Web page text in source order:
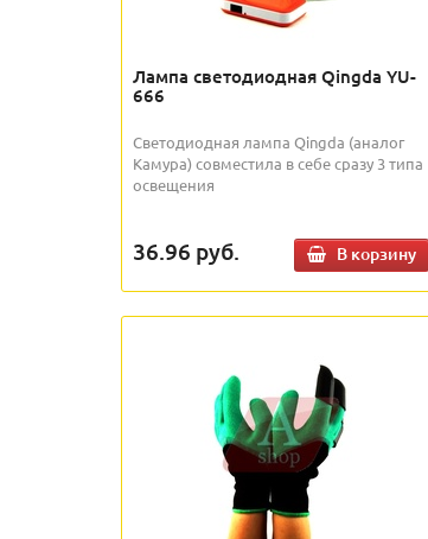
Лампа светодиодная Qingda YU-
666
Светодиодная лампа Qingda (аналог
Камура) совместила в себе сразу 3 типа
освещения
36.96 руб. В корзину